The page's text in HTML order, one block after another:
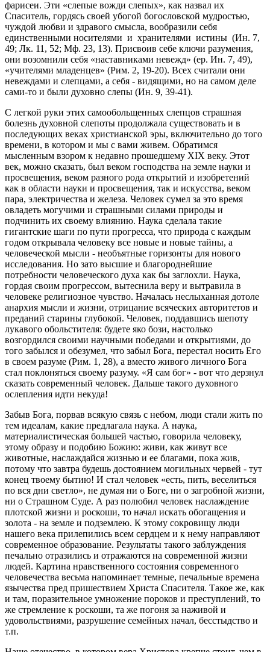
фарисеи. Эти «слепые вожди слепых», как назвал их
Спаситель, гордясь своей убогой богословской мудростью,
чуждой любви и здравого смысла, вообразили себя
единственными носителями и хранителями истины (Ин. 7,
49; Лк. 11, 52; Мф. 23, 13). Присвоив себе ключи разумения,
они возомнили себя «наставниками невежд» (ер. Ин. 7, 49),
«учителями младенцев» (Рим. 2, 19-20). Всех считали они
невеждами и слепцами, а себя - видящими, но на самом деле
сами-то и были духовно слепы (Ин. 9, 39-41).
С легкой руки этих самообольщенных слепцов страшная
болезнь духовной слепоты продолжала существовать и в
последующих веках христианской эры, включительно до того
времени, в котором и мы с вами живем. Обратимся
мысленным взором к недавно прошедшему XIX веку. Этот
век, можно сказать, был веком господства на земле науки и
просвещения, веком разного рода открытий и изобретений
как в области науки и просвещения, так и искусства, веком
пара, электричества и железа. Человек сумел за это время
овладеть могучими и страшными силами природы и
подчинить их своему влиянию. Наука сделала такие
гигантские шаги по пути прогресса, что природа с каждым
годом открывала человеку все новые и новые тайны, а
человеческой мысли - необъятные горизонты для нового
исследования. Но зато высшие и благороднейшие
потребности человеческого духа как бы заглохли. Наука,
гордая своим прогрессом, вытеснила веру и вытравила в
человеке религиозное чувство. Началась неслыханная дотоле
анархия мысли и жизни, отрицание всяческих авторитетов и
преданий старины глубокой. Человек, поддавшись шепоту
лукавого обольстителя: будете яко бози, настолько
возгордился своими научными победами и открытиями, до
того забылся и обезумел, что забыл Бога, перестал носить Его
в своем разуме (Рим. 1, 28), а вместо живого личного Бога
стал поклоняться своему разуму. «Я сам бог» - вот что дерзнул
сказать современный человек. Дальше такого духовного
ослепления идти некуда!
Забыв Бога, порвав всякую связь с небом, люди стали жить по
тем идеалам, какие предлагала наука. А наука,
материалистическая большей частью, говорила человеку,
этому образу и подобию Божию: живи, как живут все
животные, наслаждайся жизнью и ее благами, пока жив,
потому что завтра будешь достоянием могильных червей - тут
конец твоему бытию! И стал человек «есть, пить, веселиться
по вся дни светло», не думая ни о Боге, ни о загробной жизни,
ни о Страшном Суде. А раз полюбил человек наслаждение
плотской жизни и роскоши, то начал искать обогащения и
золота - на земле и подземлею. К этому сокровищу люди
нашего века прилепились всем сердцем и к нему направляют
современное образование. Результаты такого заблуждения
печально отразились и отражаются на современной жизни
людей. Картина нравственного состояния современного
человечества весьма напоминает темные, печальные времена
язычества пред пришествием Христа Спасителя. Такое же, как
и там, поразительное умножение пороков и преступлений, то
же стремление к роскоши, та же погоня за наживой и
удовольствиями, разрушение семейных начал, бесстыдство и
т.п.